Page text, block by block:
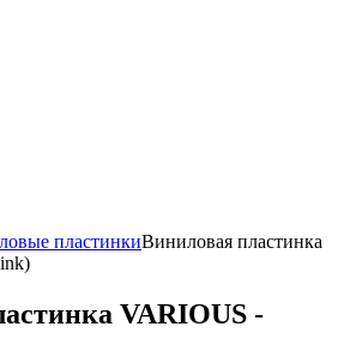
пластинкиВиниловая пластинка
VARIOUS -